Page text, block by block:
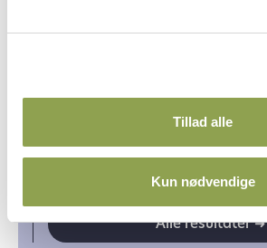
Tillad alle
Kun nødvendige
Alle resultater ➜